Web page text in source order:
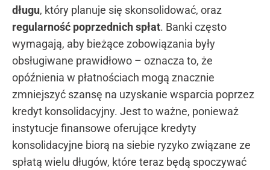
długu, który planuje się skonsolidować, oraz
regularność poprzednich spłat. Banki często
wymagają, aby bieżące zobowiązania były
obsługiwane prawidłowo – oznacza to, że
opóźnienia w płatnościach mogą znacznie
zmniejszyć szansę na uzyskanie wsparcia poprzez
kredyt konsolidacyjny. Jest to ważne, ponieważ
instytucje finansowe oferujące kredyty
konsolidacyjne biorą na siebie ryzyko związane ze
spłatą wielu długów, które teraz będą spoczywać